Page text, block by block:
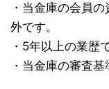
・当金庫の会員
外です。
・5年以上の業歴
・当金庫の審査